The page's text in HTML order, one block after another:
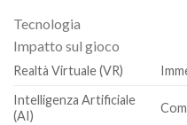
Tecnologia
Impatto sul gioco
Realtà Virtuale (VR)
Intelligenza Artificiale
(AI)